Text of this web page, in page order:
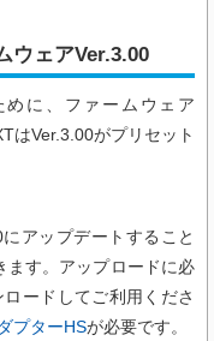
ウェアVer.3.00
めに、ファームウェア
はVer.3.00がプリセット
アップデートすること
ます。アップロードに必
ードしてご利用くださ
プターHSが必要です。